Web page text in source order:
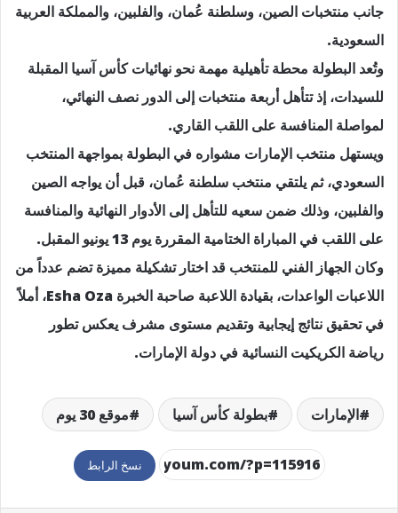
جانب منتخبات الصين، وسلطنة عُمان، والفلبين، والمملكة العربية
السعودية.
وتُعد البطولة محطة تأهيلية مهمة نحو نهائيات كأس آسيا المقبلة
للسيدات، إذ تتأهل أربعة منتخبات إلى الدور نصف النهائي،
لمواصلة المنافسة على اللقب القاري.
ويستهل منتخب الإمارات مشواره في البطولة بمواجهة المنتخب
السعودي، ثم يلتقي منتخب سلطنة عُمان، قبل أن يواجه الصين
والفلبين، وذلك ضمن سعيه للتأهل إلى الأدوار النهائية والمنافسة
على اللقب في المباراة الختامية المقررة يوم 13 يونيو المقبل.
وكان الجهاز الفني للمنتخب قد اختار تشكيلة مميزة تضم عدداً من
اللاعبات الواعدات، بقيادة اللاعبة صاحبة الخبرة Esha Oza، أملاً
في تحقيق نتائج إيجابية وتقديم مستوى مشرف يعكس تطور
رياضة الكريكيت النسائية في دولة الإمارات.
الإمارات بطولة كأس آسيا موقع 30 يوم
نسخ الرابط